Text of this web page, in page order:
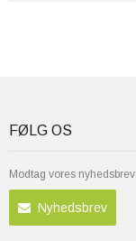
FØLG OS
Modtag vores nyhedsbrev
Nyhedsbrev